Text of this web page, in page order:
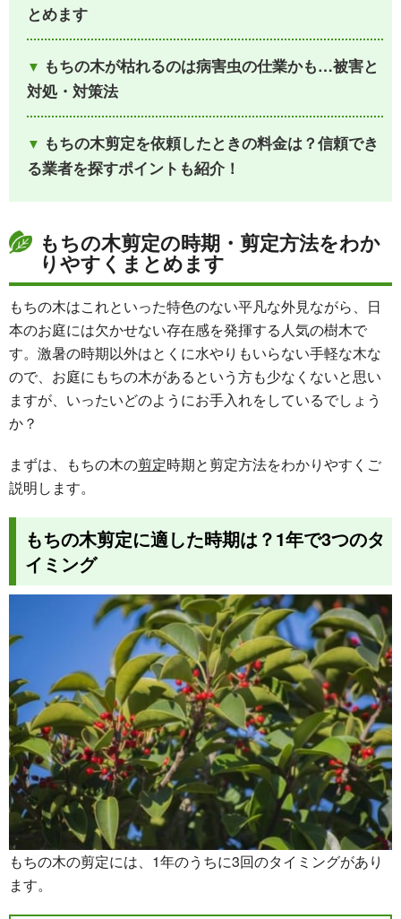
とめます
もちの木が枯れるのは病害虫の仕業かも…被害と
対処・対策法
もちの木剪定を依頼したときの料金は？信頼でき
る業者を探すポイントも紹介！
もちの木剪定の時期・剪定方法をわか
りやすくまとめます
もちの木はこれといった特色のない平凡な外見ながら、日
本のお庭には欠かせない存在感を発揮する人気の樹木で
す。激暑の時期以外はとくに水やりもいらない手軽な木な
ので、お庭にもちの木があるという方も少なくないと思い
ますが、いったいどのようにお手入れをしているでしょう
か？
まずは、もちの木の剪定時期と剪定方法をわかりやすくご
説明します。
もちの木剪定に適した時期は？1年で3つのタ
イミング
もちの木の剪定には、1年のうちに3回のタイミングがあり
ます。